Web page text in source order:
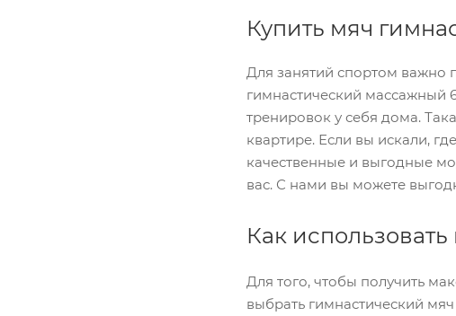
Купить мяч
Для занятий спортом важно
гимнастический массажный
тренировок у себя дома.
квартире. Если вы искали,
качественные и выгодные
вас. С нами вы можете
Как
Для того, чтобы получить
выбрать гимнастический